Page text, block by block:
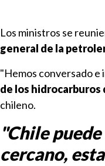
Los ministros se
general de la
"Hemos conversado e
de los hidrocarburos
chileno.
"Chile
cercano,